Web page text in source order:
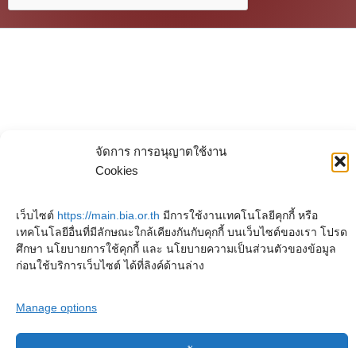
จัดการ การอนุญาตใช้งาน
Cookies
เว็บไซต์ https://main.bia.or.th มีการใช้งานเทคโนโลยีคุกกี้ หรือ
เทคโนโลยีอื่นที่มีลักษณะใกล้เคียงกันกับคุกกี้ บนเว็บไซต์ของเรา โปรด
ศึกษา นโยบายการใช้คุกกี้ และ นโยบายความเป็นส่วนตัวของข้อมูล
ก่อนใช้บริการเว็บไซต์ ได้ที่ลิงค์ด้านล่าง
Manage options